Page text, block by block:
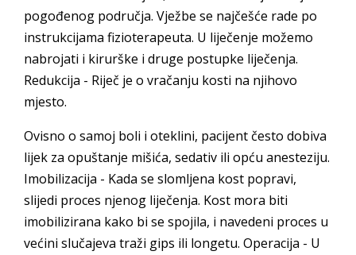
pogođenog područja. Vježbe se najčešće rade po
instrukcijama fizioterapeuta. U liječenje možemo
nabrojati i kirurške i druge postupke liječenja.
Redukcija - Riječ je o vračanju kosti na njihovo
mjesto.
Ovisno o samoj boli i oteklini, pacijent često dobiva
lijek za opuštanje mišića, sedativ ili opću anesteziju.
Imobilizacija - Kada se slomljena kost popravi,
slijedi proces njenog liječenja. Kost mora biti
imobilizirana kako bi se spojila, i navedeni proces u
većini slučajeva traži gips ili longetu. Operacija - U